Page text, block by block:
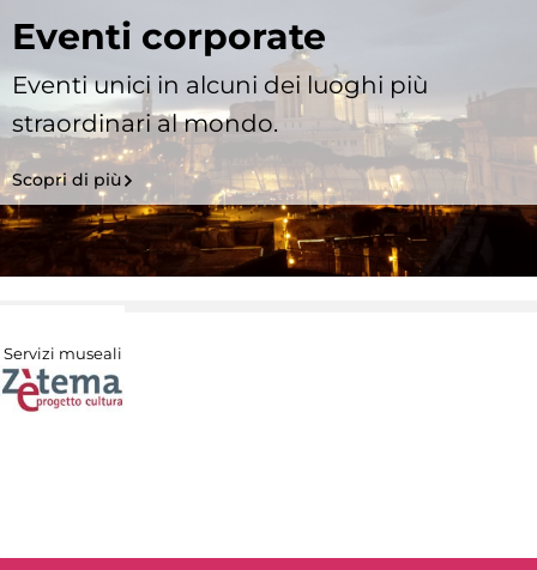
Eventi corporate
Eventi unici in alcuni dei luoghi più
straordinari al mondo.
Scopri di più
Servizi museali